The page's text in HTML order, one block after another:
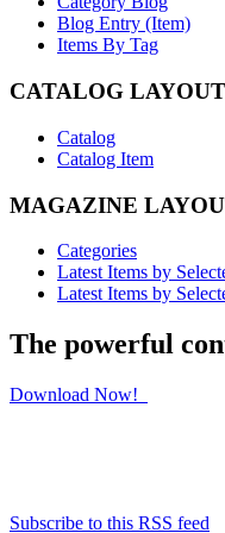
Blog Entry (Item)
Items By Tag
CATALOG LAYOUT
Catalog
Catalog Item
MAGAZINE
Categories
Latest Items by
Latest Items by
The powerful
Download Now!
Subscribe to this RSS feed